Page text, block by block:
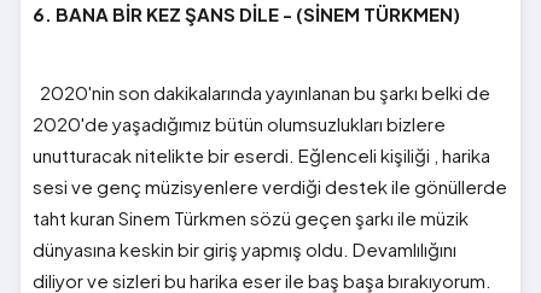
6. BANA BİR KEZ ŞANS DİLE - (SİNEM TÜRKMEN)
2020'nin son dakikalarında yayınlanan bu şarkı belki de
2020'de yaşadığımız bütün olumsuzlukları bizlere
unutturacak nitelikte bir eserdi. Eğlenceli kişiliği , harika
sesi ve genç müzisyenlere verdiği destek ile gönüllerde
taht kuran Sinem Türkmen sözü geçen şarkı ile müzik
dünyasına keskin bir giriş yapmış oldu. Devamlılığını
diliyor ve sizleri bu harika eser ile baş başa bırakıyorum.